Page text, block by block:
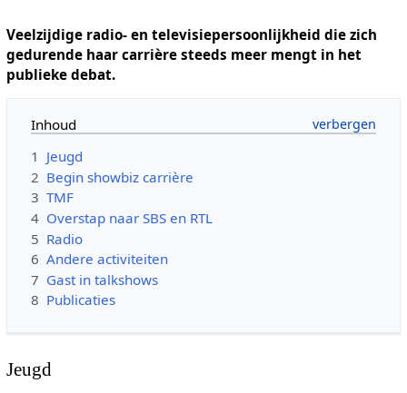
Veelzijdige radio- en televisiepersoonlijkheid die zich
gedurende haar carrière steeds meer mengt in het
publieke debat.
Inhoud
1 Jeugd
2 Begin showbiz carrière
3 TMF
4 Overstap naar SBS en RTL
5 Radio
6 Andere activiteiten
7 Gast in talkshows
8 Publicaties
Jeugd